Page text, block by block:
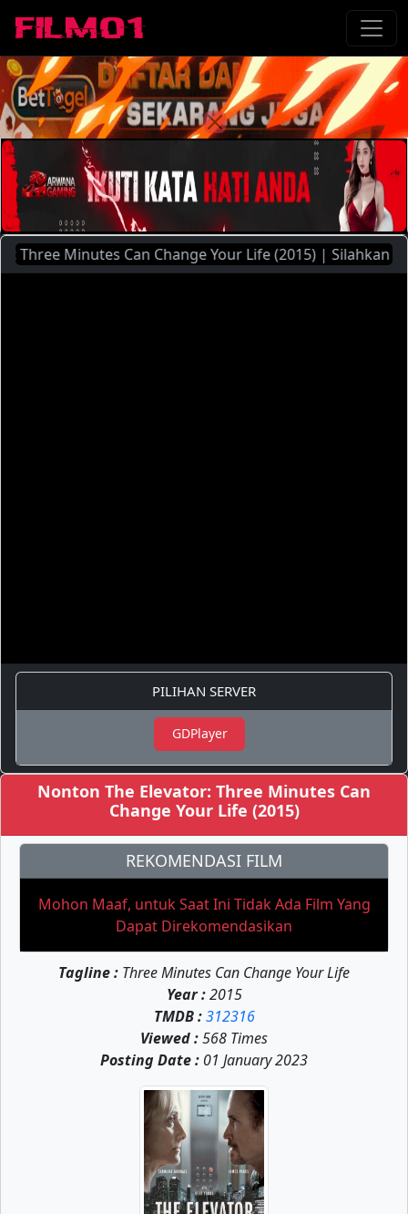
Minutes Can Change Your Life (2015) | Silahkan
PILIHAN SERVER
GDPlayer
Nonton The Elevator: Three Minutes Can
Change Your Life (2015)
REKOMENDASI FILM
Mohon Maaf, untuk Saat Ini Tidak Ada Film Yang
Dapat Direkomendasikan
Tagline : Three Minutes Can Change Your Life
Year :2015
TMDB : 312316
Viewed :568 Times
Posting Date : 01 January 2023